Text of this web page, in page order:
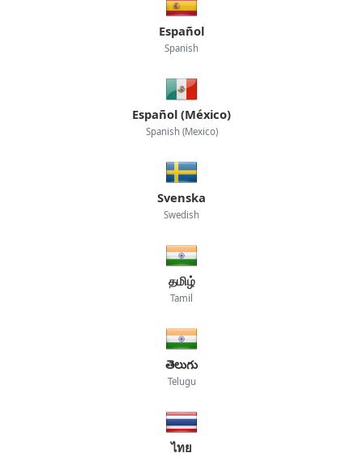
Español
Spanish
Español (México)
Spanish (Mexico)
Svenska
Swedish
தமிழ்
Tamil
తెలుగు
Telugu
ไทย